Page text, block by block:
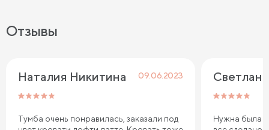
Отзывы
Наталия Никитина 09.06.2023
Тумба очень понравилась, заказали под
Светлана
Нужна была